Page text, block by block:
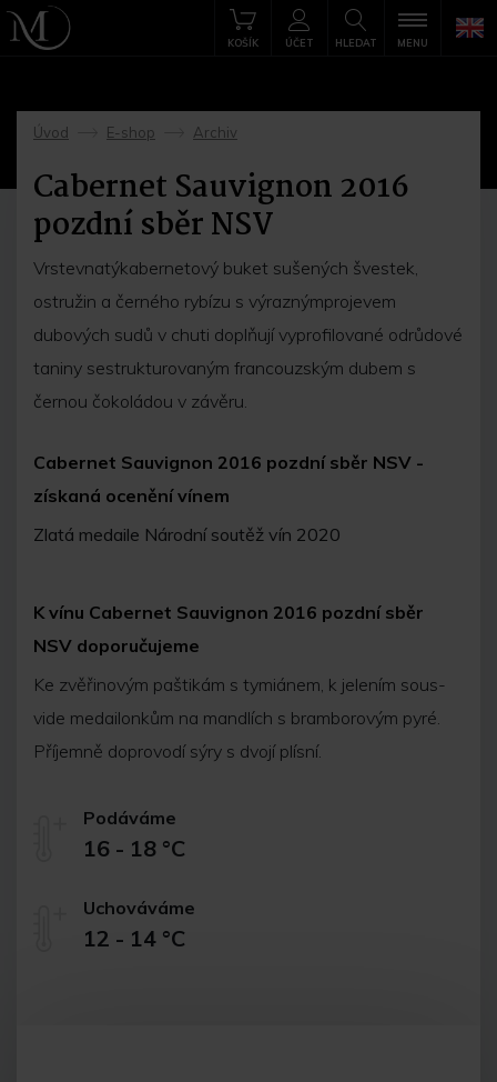
HLEDAT
KOŠÍK ÚČET MENU
Úvod
->
E-shop
->
Archiv
Cabernet Sauvignon 2016
pozdní sběr NSV
Vrstevnatýkabernetový buket sušených švestek,
ostružin a černého rybízu s výraznýmprojevem
dubových sudů v chuti doplňují vyprofilované odrůdové
taniny sestrukturovaným francouzským dubem s
černou čokoládou v závěru.
Cabernet Sauvignon 2016 pozdní sběr NSV -
získaná ocenění vínem
Zlatá medaile Národní soutěž vín 2020
K vínu Cabernet Sauvignon 2016 pozdní sběr
NSV doporučujeme
Ke zvěřinovým paštikám s tymiánem, k jelením sous-
vide medailonkům na mandlích s bramborovým pyré.
Příjemně doprovodí sýry s dvojí plísní.
Podáváme
16 - 18 °C
Uchováváme
12 - 14 °C